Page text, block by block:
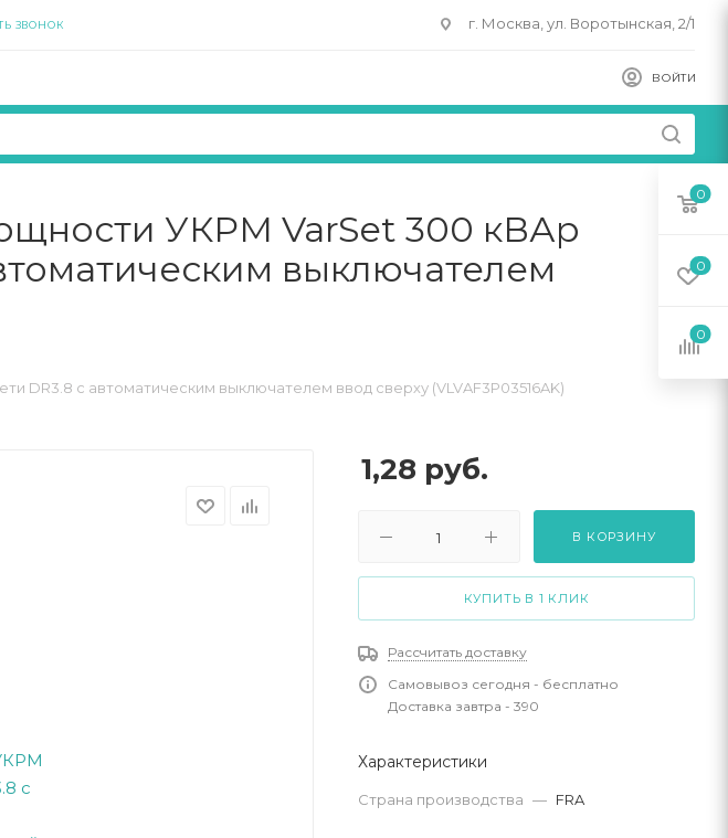
ЗВОНОК г. Москва, ул. Воротынская, 2/1
ВОЙТИ
УКРМ VarSet 300 кВАр
выключателем
DR3.8 с автоматическим выключателем ввод сверху (VLVAF3P03516AK)
1,28 руб.
В КОРЗИНУ
КУПИТЬ В 1 КЛИК
Рассчитать доставку
Самовывоз сегодня - бесплатно
Доставка завтра - 390
Характеристики
Страна производства — FRA
0
0
0